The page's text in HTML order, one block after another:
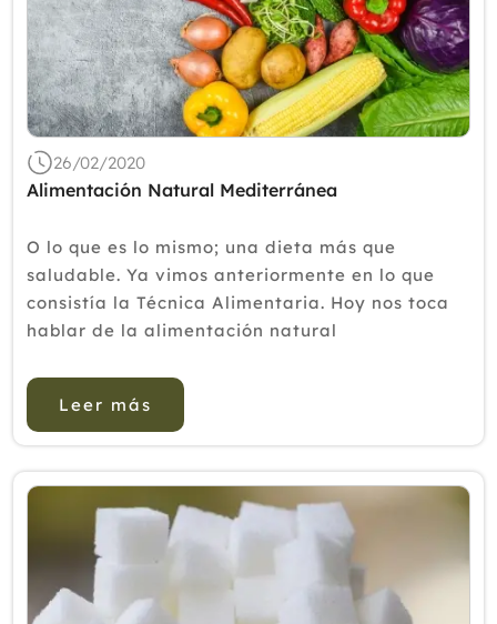
Marzo
Febrero
Enero
2019
2017
2015
2014
26/02/2020
Alimentación Natural Mediterránea
O lo que es lo mismo; una dieta más que
saludable. Ya vimos anteriormente en lo que
consistía la Técnica Alimentaria. Hoy nos toca
hablar de la alimentación natural
se basa en la dieta mediterr...
Leer más